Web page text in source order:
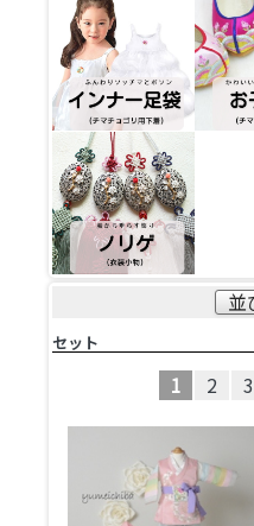
並
セット
1 2 3